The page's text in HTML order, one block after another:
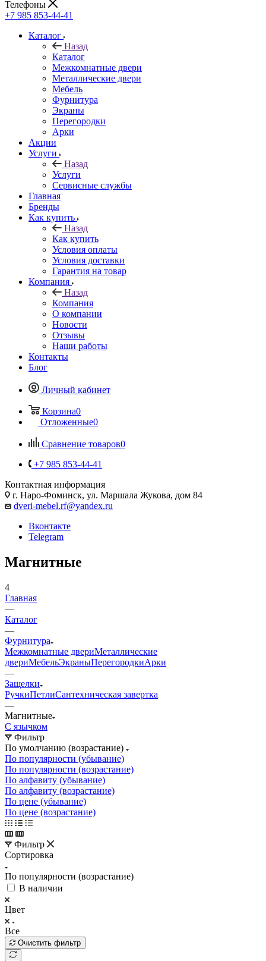
Телефоны
+7 985 853-44-41
Каталог
Назад
Каталог
Межкомнатные двери
Металлические двери
Мебель
Фурнитура
Экраны
Перегородки
Арки
Акции
Услуги
Назад
Услуги
Сервисные службы
Главная
Бренды
Как купить
Назад
Как купить
Условия оплаты
Условия доставки
Гарантия на товар
Компания
Назад
Компания
О компании
Новости
Отзывы
Наши работы
Контакты
Блог
Личный кабинет
Корзина0
Отложенные0
Сравнение товаров0
+7 985 853-44-41
Контактная информация
г. Наро-Фоминск, ул. Маршала Жукова, дом 84
dveri-mebel.rf@yandex.ru
Вконтакте
Telegram
Магнитные
4
Главная
—
Каталог
—
Фурнитура
Межкомнатные двериМеталлические
двериМебельЭкраныПерегородкиАрки
—
Защелки
РучкиПетлиСантехническая завертка
—
Магнитные
С язычком
Фильтр
По умолчанию (возрастание)
По популярности (убывание)
По популярности (возрастание)
По алфавиту (убывание)
По алфавиту (возрастание)
По цене (убывание)
По цене (возрастание)
Фильтр
Сортировка
По популярности (возрастание)
В наличии
Цвет
Все
Очистить фильтр